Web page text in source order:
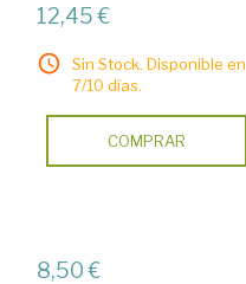
12,45 €
Sin Stock. Disponible en
7/10 días.
COMPRAR
8,50 €